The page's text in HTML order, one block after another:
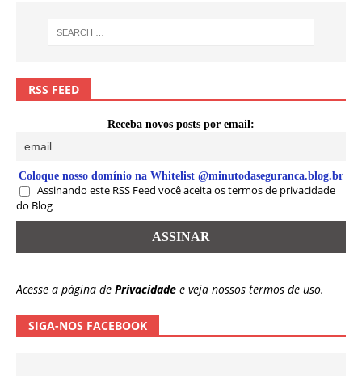
RSS FEED
Receba novos posts por email:
Coloque nosso domínio na Whitelist @minutodaseguranca.blog.br
Assinando este RSS Feed você aceita os termos de privacidade
do Blog
Acesse a página de Privacidade e veja nossos termos de uso.
SIGA-NOS FACEBOOK